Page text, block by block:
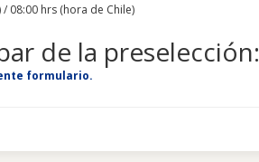
08:00 hrs (hora de Chile)
de la preselección:
formulario.